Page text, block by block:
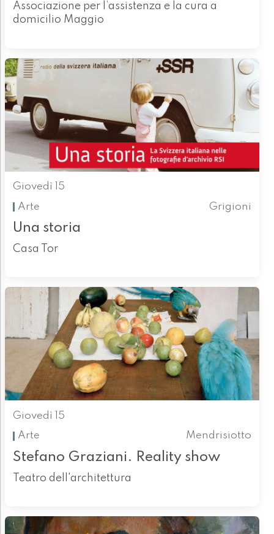
Associazione per l’assistenza e la cura a
domicilio Maggio
Giovedì 15
Arte
Grigioni
Una storia
Casa Tor
Giovedì 15
Arte
Mendrisiotto
Stefano Graziani. Reality show
Teatro dell'architettura